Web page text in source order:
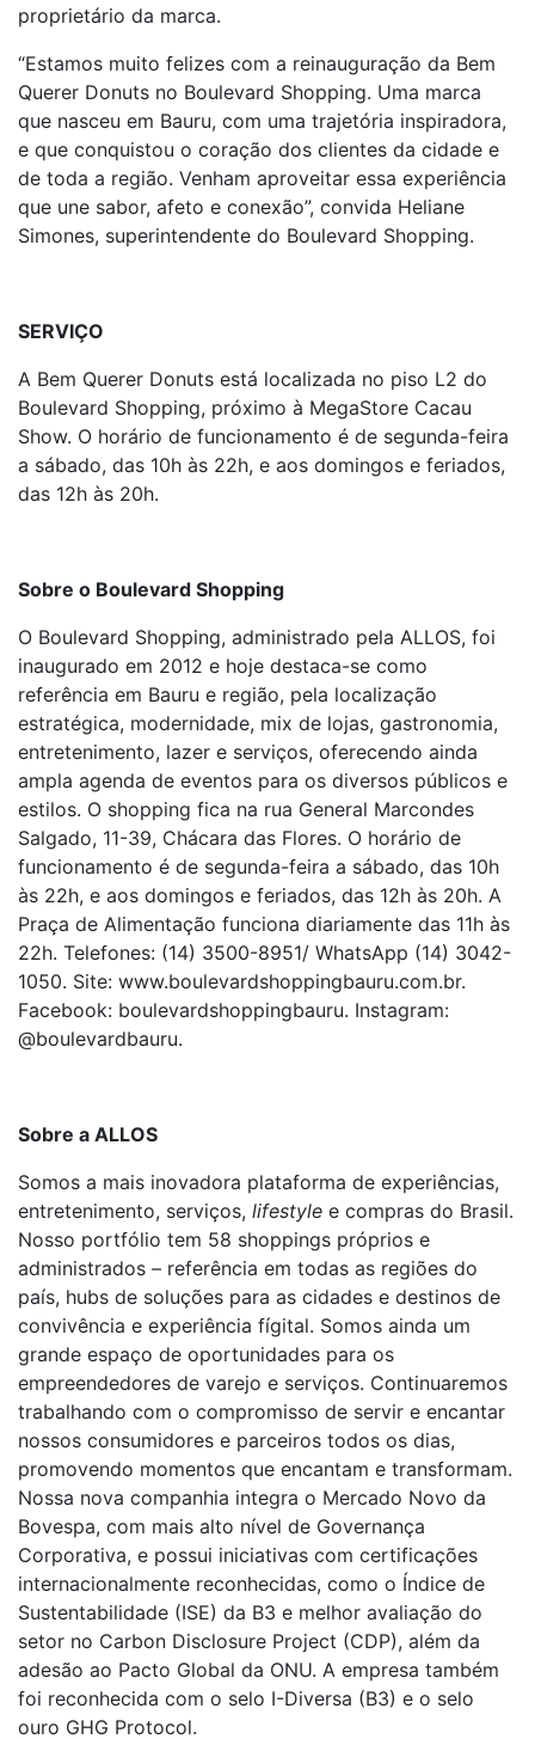
proprietário da marca.
“Estamos muito felizes com a reinauguração da Bem
Querer Donuts no Boulevard Shopping. Uma marca
que nasceu em Bauru, com uma trajetória inspiradora,
e que conquistou o coração dos clientes da cidade e
de toda a região. Venham aproveitar essa experiência
que une sabor, afeto e conexão”, convida Heliane
Simones, superintendente do Boulevard Shopping.
SERVIÇO
A Bem Querer Donuts está localizada no piso L2 do
Boulevard Shopping, próximo à MegaStore Cacau
Show. O horário de funcionamento é de segunda-feira
a sábado, das 10h às 22h, e aos domingos e feriados,
das 12h às 20h.
Sobre o Boulevard Shopping
O Boulevard Shopping, administrado pela ALLOS, foi
inaugurado em 2012 e hoje destaca-se como
referência em Bauru e região, pela localização
estratégica, modernidade, mix de lojas, gastronomia,
entretenimento, lazer e serviços, oferecendo ainda
ampla agenda de eventos para os diversos públicos e
estilos. O shopping fica na rua General Marcondes
Salgado, 11-39, Chácara das Flores. O horário de
funcionamento é de segunda-feira a sábado, das 10h
às 22h, e aos domingos e feriados, das 12h às 20h. A
Praça de Alimentação funciona diariamente das 11h às
22h. Telefones: (14) 3500-8951/ WhatsApp (14) 3042-
1050. Site: www.boulevardshoppingbauru.com.br.
Facebook: boulevardshoppingbauru. Instagram:
@boulevardbauru.
Sobre a ALLOS
Somos a mais inovadora plataforma de experiências,
entretenimento, serviços, lifestyle e compras do Brasil.
Nosso portfólio tem 58 shoppings próprios e
administrados – referência em todas as regiões do
país, hubs de soluções para as cidades e destinos de
convivência e experiência fígital. Somos ainda um
grande espaço de oportunidades para os
empreendedores de varejo e serviços. Continuaremos
trabalhando com o compromisso de servir e encantar
nossos consumidores e parceiros todos os dias,
promovendo momentos que encantam e transformam.
Nossa nova companhia integra o Mercado Novo da
Bovespa, com mais alto nível de Governança
Corporativa, e possui iniciativas com certificações
internacionalmente reconhecidas, como o Índice de
Sustentabilidade (ISE) da B3 e melhor avaliação do
setor no Carbon Disclosure Project (CDP), além da
adesão ao Pacto Global da ONU. A empresa também
foi reconhecida com o selo I-Diversa (B3) e o selo
ouro GHG Protocol.